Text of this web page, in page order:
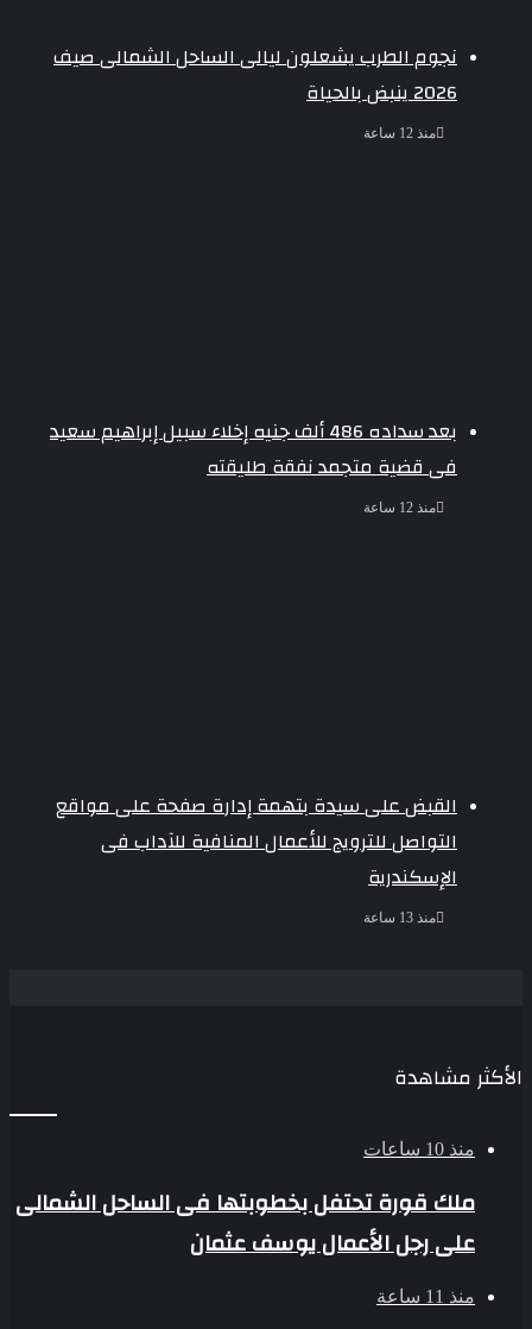
نجوم الطرب يشعلون ليالى الساحل الشمالى صيف
2026 ينبض بالحياة
منذ 12 ساعة
بعد سداده 486 ألف جنيه إخلاء سبيل إبراهيم سعيد
فى قضية متجمد نفقة طليقته
منذ 12 ساعة
القبض على سيدة بتهمة إدارة صفحة على مواقع
التواصل للترويج للأعمال المنافية للآداب فى
الإسكندرية
منذ 13 ساعة
الأكثر مشاهدة
منذ 10 ساعات
ملك قورة تحتفل بخطوبتها فى الساحل الشمالى
على رجل الأعمال يوسف عثمان
منذ 11 ساعة